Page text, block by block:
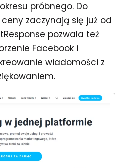
próbnego. Do
zaczynają się już od
pozwala też
Facebook i
wiadomości z